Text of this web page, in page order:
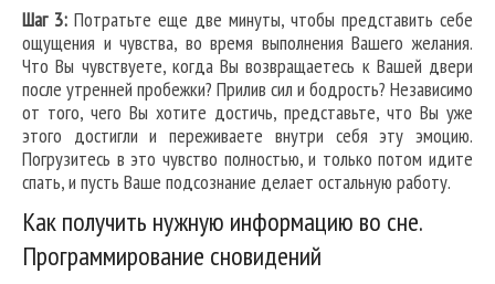
Шаг 3: Потратьте еще две минуты, чтобы представить себе
ощущения и чувства, во время выполнения Вашего желания.
Что Вы чувствуете, когда Вы возвращаетесь к Вашей двери
после утренней пробежки? Прилив сил и бодрость? Независимо
от того, чего Вы хотите достичь, представьте, что Вы уже
этого достигли и переживаете внутри себя эту эмоцию.
Погрузитесь в это чувство полностью, и только потом идите
спать, и пусть Ваше подсознание делает остальную работу.
Как получить нужную информацию во сне.
Программирование сновидений